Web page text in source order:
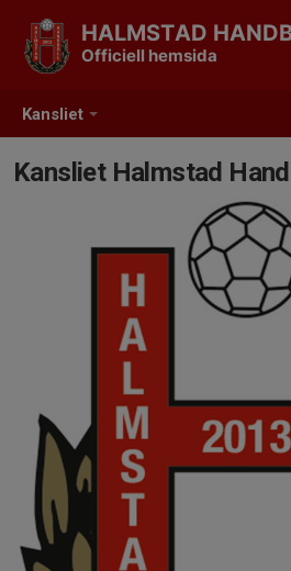
Kansliet
HALMSTAD
Officiell hemsida
Kansliet Halmstad